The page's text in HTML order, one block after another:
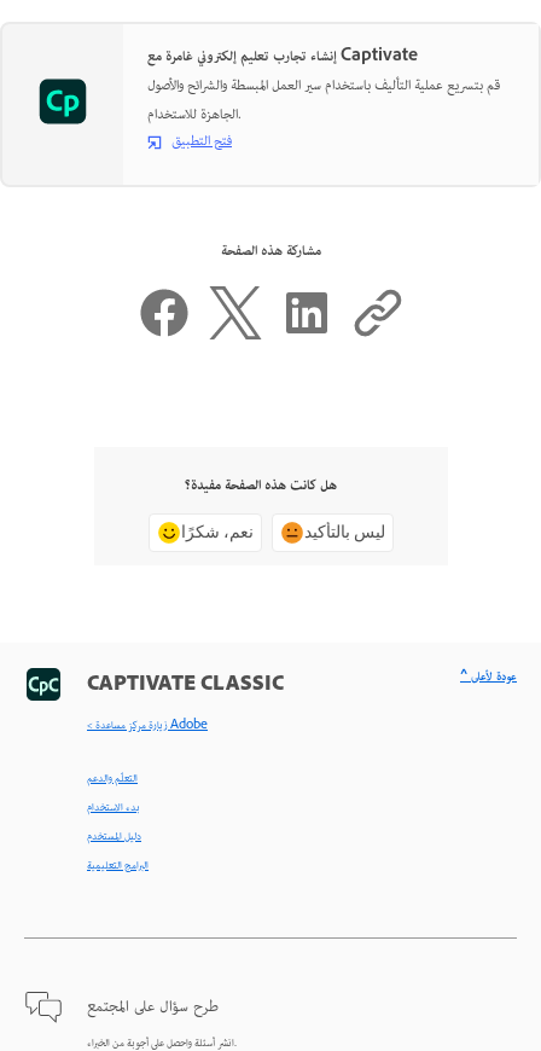
إنشاء تجارب تعليم إلكتروني غامرة مع Captivate
قم بتسريع عملية التأليف باستخدام سير العمل المبسطة والشرائح والأصول
الجاهزة للاستخدام.
فتح التطبيق
مشاركة هذه الصفحة
هل كانت هذه الصفحة مفيدة؟
نعم، شكرًا ليس بالتأكيد
CAPTIVATE CLASSIC
< زيارة مركز مساعدة Adobe
التعلّم والدعم
بدء الاستخدام
دليل المستخدم
البرامج التعليمية
طرح سؤال على المجتمع
انشر أسئلة واحصل على أجوبة من الخبراء.
^ عودة لأعلى